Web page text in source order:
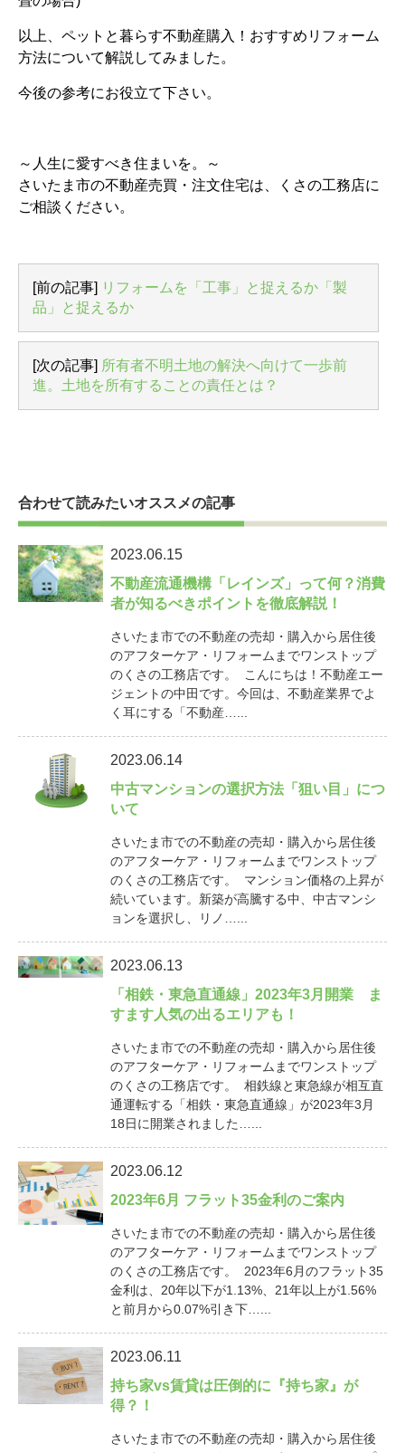
以上、ペットと暮らす不動産購入！おすすめリフォーム
方法について解説してみました。
今後の参考にお役立て下さい。
～人生に愛すべき住まいを。～
さいたま市の不動産売買・注文住宅は、くさの工務店に
ご相談ください。
[前の記事] リフォームを「工事」と捉えるか「製
品」と捉えるか
[次の記事] 所有者不明土地の解決へ向けて一歩前
進。土地を所有することの責任とは？
合わせて読みたいオススメの記事
2023.06.15
不動産流通機構「レインズ」って何？消費
者が知るべきポイントを徹底解説！
さいたま市での不動産の売却・購入から居住後
のアフターケア・リフォームまでワンストップ
のくさの工務店です。 こんにちは！不動産エー
ジェントの中田です。今回は、不動産業界でよ
く耳にする「不動産…...
2023.06.14
中古マンションの選択方法「狙い目」につ
いて
さいたま市での不動産の売却・購入から居住後
のアフターケア・リフォームまでワンストップ
のくさの工務店です。 マンション価格の上昇が
続いています。新築が高騰する中、中古マンシ
ョンを選択し、リノ…...
2023.06.13
「相鉄・東急直通線」2023年3月開業 ま
すます人気の出るエリアも！
さいたま市での不動産の売却・購入から居住後
のアフターケア・リフォームまでワンストップ
のくさの工務店です。 相鉄線と東急線が相互直
通運転する「相鉄・東急直通線」が2023年3月
18日に開業されました…...
2023.06.12
2023年6月 フラット35金利のご案内
さいたま市での不動産の売却・購入から居住後
のアフターケア・リフォームまでワンストップ
のくさの工務店です。 2023年6月のフラット35
金利は、20年以下が1.13%、21年以上が1.56%
と前月から0.07%引き下…...
2023.06.11
持ち家vs賃貸は圧倒的に『持ち家』が
得？！
さいたま市での不動産の売却・購入から居住後